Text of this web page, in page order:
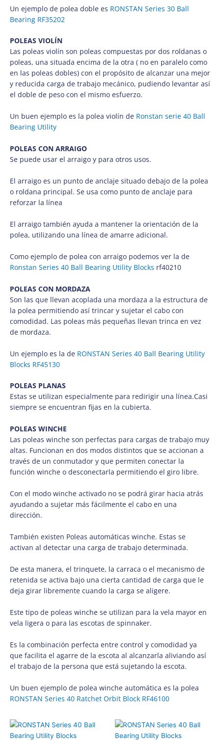
Un ejemplo de polea doble es RONSTAN Series 30 Ball
Bearing RF35202
POLEAS VIOLÍN
Las poleas violín son poleas compuestas por dos roldanas o
poleas, una situada encima de la otra ( no en paralelo como
en las poleas dobles) con el propósito de alcanzar una mejor
y reducida carga de trabajo mecánico, pudiendo levantar así
el doble de peso con el mismo esfuerzo.
Un buen ejemplo es la polea violín de Ronstan serie 40 Ball
Bearing Utility
POLEAS CON ARRAIGO
Se puede usar el arraigo y para otros usos.
El arraigo es un punto de anclaje situado debajo de la polea
o roldana principal. Se usa como punto de anclaje para
reforzar la línea
El arraigo también ayuda a mantener la orientación de la
polea, utilizando una línea de amarre adicional.
Como ejemplo de polea con arraigo podemos ver la de
Ronstan Series 40 Ball Bearing Utility Blocks rf40210
POLEAS CON MORDAZA
Son las que llevan acoplada una mordaza a la estructura de
la polea permitiendo así trincar y sujetar el cabo con
comodidad. Las poleas más pequeñas llevan trinca en vez
de mordaza.
Un ejemplo es la de RONSTAN Series 40 Ball Bearing Utility
Blocks RF45130
POLEAS PLANAS
Estas se utilizan especialmente para redirigir una línea.Casi
siempre se encuentran fijas en la cubierta.
POLEAS WINCHE
Las poleas winche son perfectas para cargas de trabajo muy
altas. Funcionan en dos modos distintos que se accionan a
través de un conmutador y que permiten conectar la
función winche o desconectarla permitiendo el giro libre.
Con el modo winche activado no se podrá girar hacia atrás
ayudando a sujetar más fácilmente el cabo en una
dirección.
También existen Poleas automáticas winche. Estas se
activan al detectar una carga de trabajo determinada.
De esta manera, el trinquete, la carraca o el mecanismo de
retenida se activa bajo una cierta cantidad de carga que le
deja girar libremente cuando la carga se aligere.
Este tipo de poleas winche se utilizan para la vela mayor en
vela ligera o para las escotas de spinnaker.
Es la combinación perfecta entre control y comodidad ya
que facilita el agarre de la escota al alcanzarla aliviando así
el trabajo de la persona que está sujetando la escota.
Un buen ejemplo de polea winche automática es la polea
RONSTAN Series 40 Ratchet Orbit Block RF46100